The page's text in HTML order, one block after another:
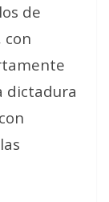
de
con
dictadura